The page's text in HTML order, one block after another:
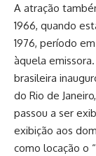
A atração
1966, quando
1976, período
àquela
brasileira
do Rio de
passou a ser
exibição aos
como locação o